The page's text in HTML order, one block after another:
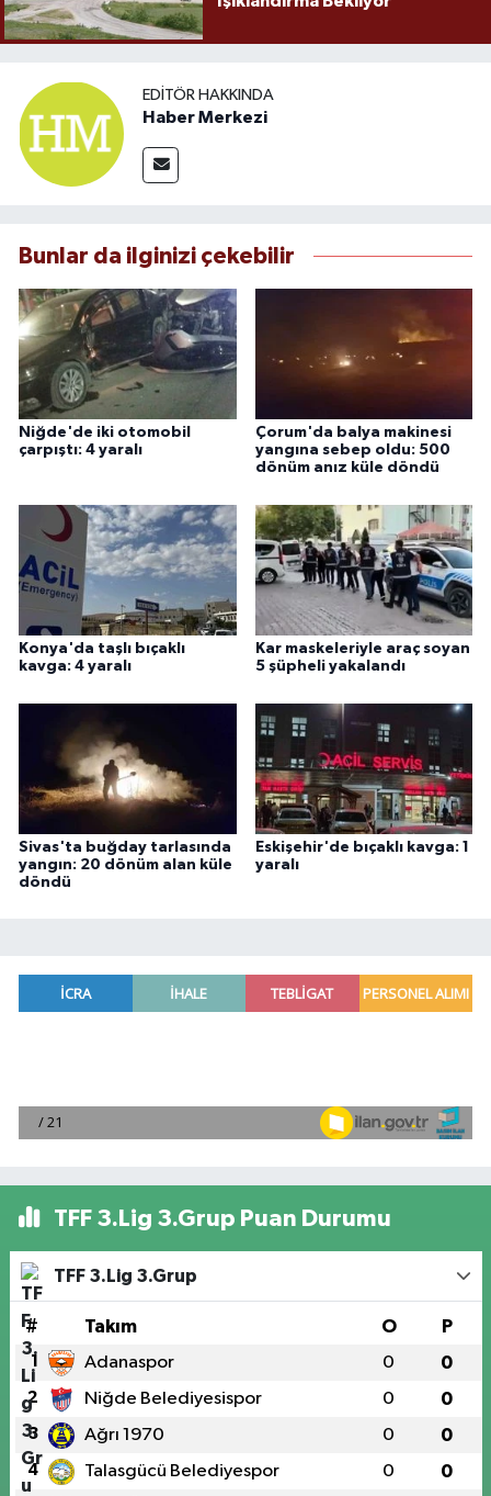
EDITÖR HAKKINDA
Haber Merkezi
Bunlar da ilginizi çekebilir
Niğde'de iki otomobil
çarpıştı: 4 yaralı
Çorum'da balya makinesi
yangına sebep oldu: 500
dönüm anız küle döndü
Konya'da taşlı bıçaklı
kavga: 4 yaralı
Kar maskeleriyle araç soyan
5 şüpheli yakalandı
Sivas'ta buğday tarlasında
yangın: 20 dönüm alan küle
döndü
Eskişehir'de bıçaklı kavga: 1
yaralı
TFF 3.Lig 3.Grup Puan Durumu
TFF 3.Lig 3.Grup
# Takım O P
1 Adanaspor 0 0
2 Niğde Belediyesispor 0 0
3 Ağrı 1970 0 0
4 Talasgücü Belediyespor 0 0